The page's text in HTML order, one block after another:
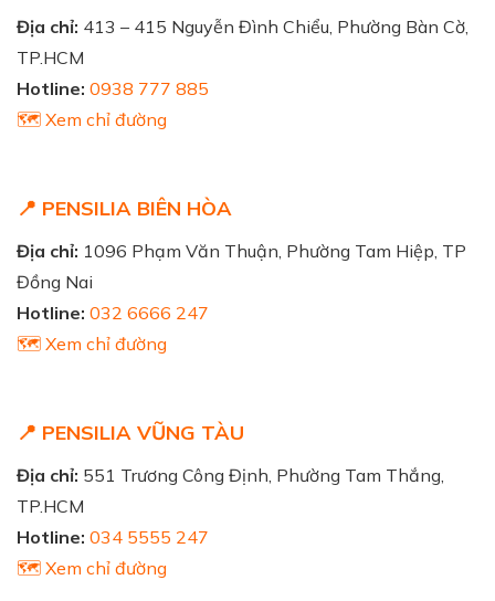
Địa chỉ: 413 – 415 Nguyễn Đình Chiểu, Phường Bàn Cờ,
TP.HCM
Hotline: 0938 777 885
🗺️ Xem chỉ đường
📍 PENSILIA BIÊN HÒA
Địa chỉ: 1096 Phạm Văn Thuận, Phường Tam Hiệp, TP
Đồng Nai
Hotline: 032 6666 247
🗺️ Xem chỉ đường
📍 PENSILIA VŨNG TÀU
Địa chỉ: 551 Trương Công Định, Phường Tam Thắng,
TP.HCM
Hotline: 034 5555 247
🗺️ Xem chỉ đường